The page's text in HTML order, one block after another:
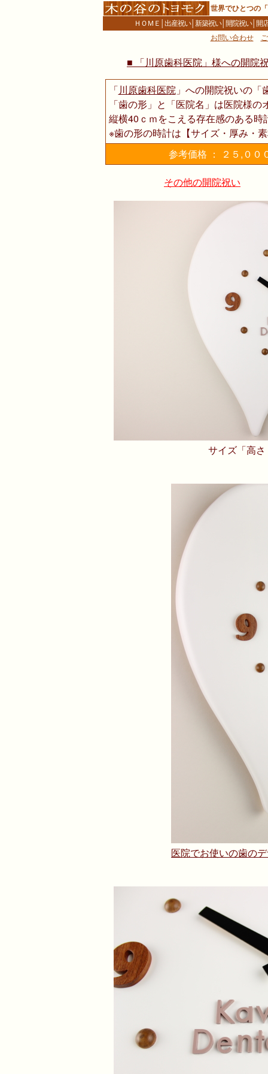
世界でひとつの
ＨＯＭＥ │出産祝い│新築祝い│開院祝い│開
お問い合わせ
■ 「川原歯科医院」様への開院
「川原歯科医院」への開院祝いの「
「歯の形」と「医院名」は医院様
縦横40ｃｍをこえる存在感のある時
※歯の形の時計は【サイズ・厚み・
参考価格 ： ２５,０
その他の開院祝い
サイズ「高
医院でお使いの歯の